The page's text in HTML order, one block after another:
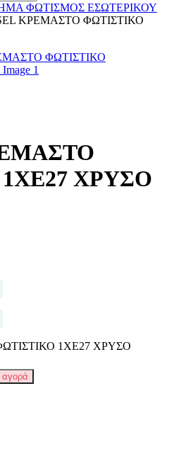
ΦΩΤΙΣΜΌΣ ΕΣΩΤΕΡΙΚΟΎ
ΚΡΕΜΑΣΤΟ ΦΩΤΙΣΤΙΚΟ
ΧΡΥΣΟ
1XE27 ΧΡΥΣΟ